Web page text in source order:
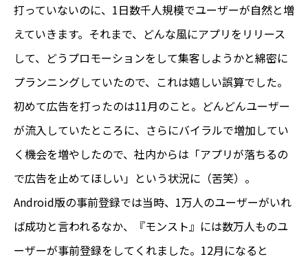
打っていないのに、1日数千人規模でユーザーが自然と増
えていきます。それまで、どんな風にアプリをリリース
して、どうプロモーションをして集客しようかと綿密に
プランニングしていたので、これは嬉しい誤算でした。
初めて広告を打ったのは11月のこと。どんどんユーザー
が流入していたところに、さらにバイラルで増加してい
く機会を増やしたので、社内からは「アプリが落ちるの
で広告を止めてほしい」という状況に（苦笑）。
Android版の事前登録では当時、1万人のユーザーがいれ
ば成功と言われるなか、『モンスト』には数万人ものユ
ーザーが事前登録をしてくれました。12月になると